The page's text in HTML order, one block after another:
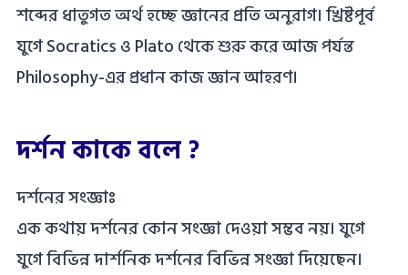
শব্দের ধাতুগত অর্থ হচ্ছে জ্ঞানের প্রতি অনুরাগ। খ্রিষ্টপূর্ব
যুগে Socratics ও Plato থেকে শুরু করে আজ পর্যন্ত
Philosophy-এর প্রধান কাজ জ্ঞান আহরণ।
দর্শন কাকে বলে ?
দর্শনের সংজ্ঞাঃ
এক কথায় দর্শনের কোন সংজ্ঞা দেওয়া সম্ভব নয়। যুগে
যুগে বিভিন্ন দার্শনিক দর্শনের বিভিন্ন সংজ্ঞা দিয়েছেন।